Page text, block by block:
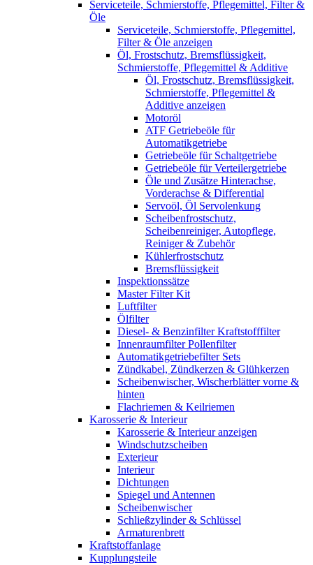
Serviceteile, Schmierstoffe, Pflegemittel, Filter &
Öle
Serviceteile, Schmierstoffe, Pflegemittel,
Filter & Öle anzeigen
Öl, Frostschutz, Bremsflüssigkeit,
Schmierstoffe, Pflegemittel & Additive
Öl, Frostschutz, Bremsflüssigkeit,
Schmierstoffe, Pflegemittel &
Additive anzeigen
Motoröl
ATF Getriebeöle für
Automatikgetriebe
Getriebeöle für Schaltgetriebe
Getriebeöle für Verteilergetriebe
Öle und Zusätze Hinterachse,
Vorderachse & Differential
Servoöl, Öl Servolenkung
Scheibenfrostschutz,
Scheibenreiniger, Autopflege,
Reiniger & Zubehör
Kühlerfrostschutz
Bremsflüssigkeit
Inspektionssätze
Master Filter Kit
Luftfilter
Ölfilter
Diesel- & Benzinfilter Kraftstofffilter
Innenraumfilter Pollenfilter
Automatikgetriebefilter Sets
Zündkabel, Zündkerzen & Glühkerzen
Scheibenwischer, Wischerblätter vorne &
hinten
Flachriemen & Keilriemen
Karosserie & Interieur
Karosserie & Interieur anzeigen
Windschutzscheiben
Exterieur
Interieur
Dichtungen
Spiegel und Antennen
Scheibenwischer
Schließzylinder & Schlüssel
Armaturenbrett
Kraftstoffanlage
Kupplungsteile